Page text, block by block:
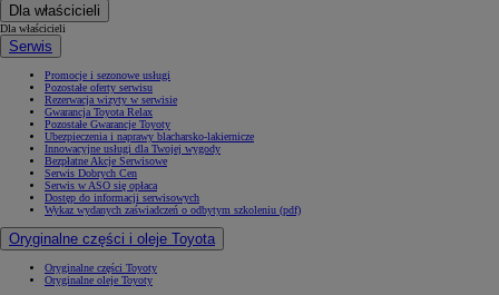
Dla właścicieli
Dla właścicieli
Serwis
Promocje i sezonowe usługi
Pozostałe oferty serwisu
Rezerwacja wizyty w serwisie
Gwarancja Toyota Relax
Pozostałe Gwarancje Toyoty
Ubezpieczenia i naprawy blacharsko-lakiernicze
Innowacyjne usługi dla Twojej wygody
Bezpłatne Akcje Serwisowe
Serwis Dobrych Cen
Serwis w ASO się opłaca
Dostęp do informacji serwisowych
Wykaz wydanych zaświadczeń o odbytym szkoleniu (pdf)
Oryginalne części i oleje Toyota
Oryginalne części Toyoty
Oryginalne oleje Toyoty